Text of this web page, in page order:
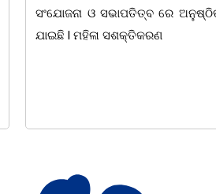
ପ୍ରତିଷ୍ଠାନ, ଖୋର୍ଦ୍ଧା ଆନୁକୁଲ୍ୟରେ
ହୋଇଯାଇଛି। ଡ଼ଃ ପ୍ରଦୀପ ଭୈମିକ ଙ୍କ